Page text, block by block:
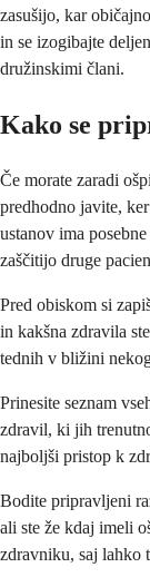
zasušijo, kar
in se izogibajte
družinskimi člani.
Kako se
Če morate zaradi
predhodno javite,
ustanov ima
zaščitijo druge
Pred obiskom si
in kakšna zdravila
tednih v bližini
Prinesite seznam
zdravil, ki jih
najboljši pristop k
Bodite pripravljeni
ali ste že kdaj imeli
zdravniku, saj lahko